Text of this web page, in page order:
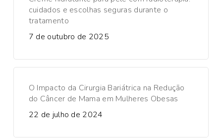
cuidados e escolhas seguras durante o
tratamento
7 de outubro de 2025
O Impacto da Cirurgia Bariátrica na Redução
do Câncer de Mama em Mulheres Obesas
22 de julho de 2024